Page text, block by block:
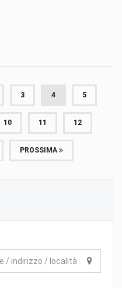
3 4 5
10 11 12
PROSSIMA